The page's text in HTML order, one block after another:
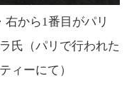
から1番目がパリ
氏（パリで行われた
ィーにて）